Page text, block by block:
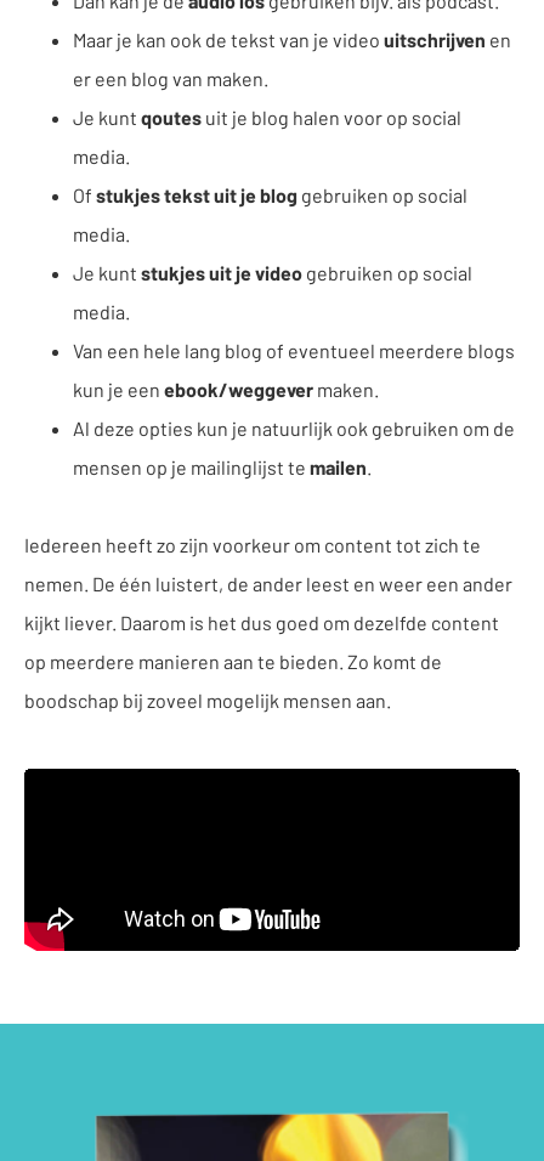
Maar je kan ook de tekst van je video uitschrijven en
er een blog van maken.
Je kunt qoutes uit je blog halen voor op social
media.
Of stukjes tekst uit je blog gebruiken op social
media.
Je kunt stukjes uit je video gebruiken op social
media.
Van een hele lang blog of eventueel meerdere blogs
kun je een ebook/weggever maken.
Al deze opties kun je natuurlijk ook gebruiken om de
mensen op je mailinglijst te mailen.
Iedereen heeft zo zijn voorkeur om content tot zich te
nemen. De één luistert, de ander leest en weer een ander
kijkt liever. Daarom is het dus goed om dezelfde content
op meerdere manieren aan te bieden. Zo komt de
boodschap bij zoveel mogelijk mensen aan.